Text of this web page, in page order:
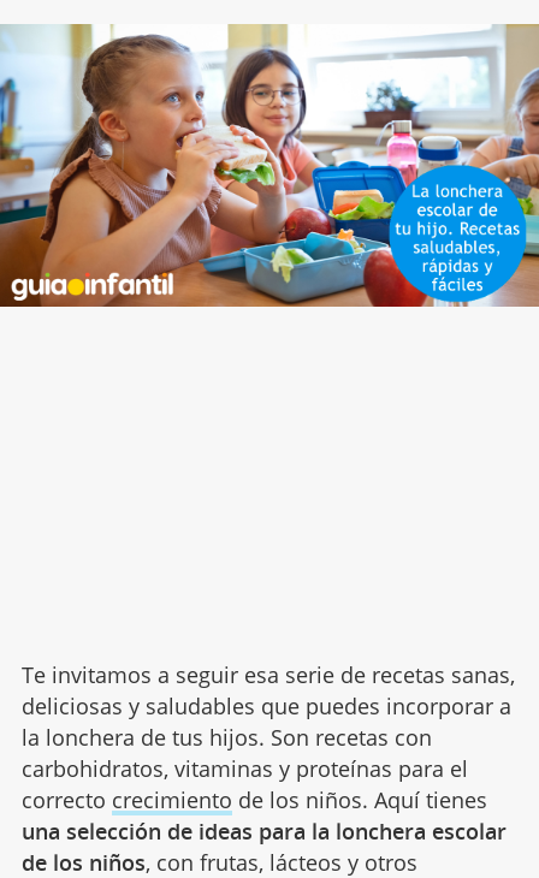
Te invitamos a seguir esa serie de recetas sanas,
deliciosas y saludables que puedes incorporar a
la lonchera de tus hijos. Son recetas con
carbohidratos, vitaminas y proteínas para el
correcto crecimiento de los niños. Aquí tienes
una selección de ideas para la lonchera escolar
de los niños, con frutas, lácteos y otros